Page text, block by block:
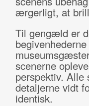
ærgerligt, at
Til gengæld er
scenerne
perspektiv. Alle
detaljerne vidt
identisk.